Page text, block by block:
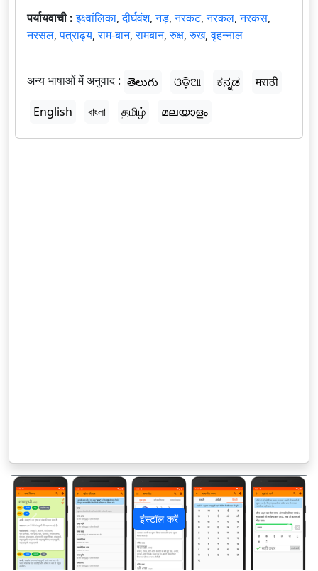
पर्यायवाची :इक्ष्वांलिका,दीर्घवंश,नड़,नरकट,नरकल,नरकस,
नरसल,पत्राढ्य,राम-बान,रामबान,रुक्ष,रुख,वृहन्नाल
अन्य भाषाओं में अनुवाद : తెలుగు ଓଡ଼ିଆ ಕನ್ನಡ
मराठी
English
বাংলা தமிழ் മലയാളം
इंस्टॉल करें
पिछला अगला